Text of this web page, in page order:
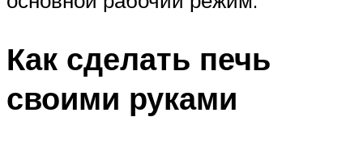
Как сделать печь
своими руками